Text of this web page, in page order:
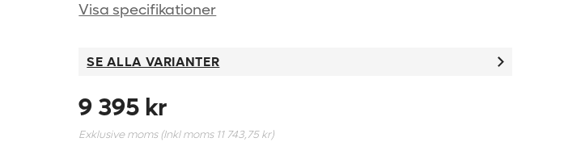
Visa specifikationer
SE ALLA VARIANTER
9 395 kr
Exklusive moms (Inkl moms 11 743,75 kr)